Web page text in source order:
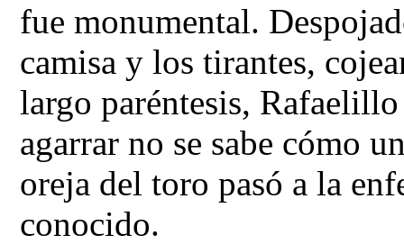
fue monumental.
camisa y los tirantes,
largo paréntesis,
agarrar no se sabe cómo
oreja del toro pasó a la
conocido.